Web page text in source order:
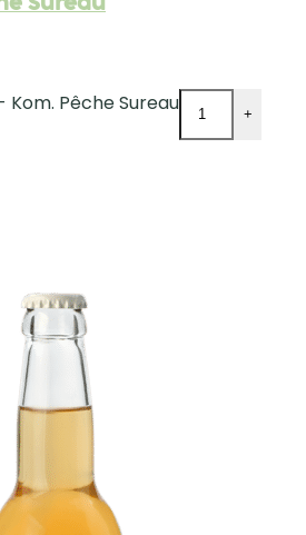
Pêche Sureau +